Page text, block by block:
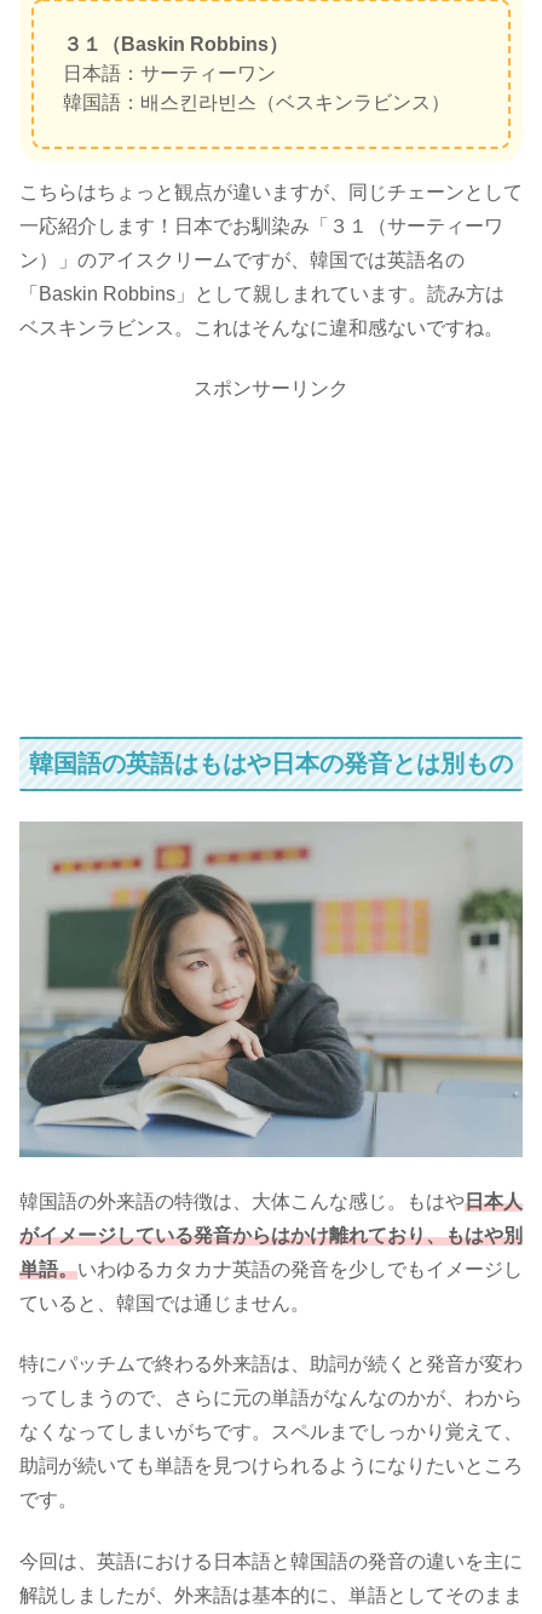
３１（Baskin Robbins）
日本語：サーティーワン
韓国語：배스킨라빈스（ベスキンラビンス）
こちらはちょっと観点が違いますが、同じチェーンとして
一応紹介します！日本でお馴染み「３１（サーティーワ
ン）」のアイスクリームですが、韓国では英語名の
「Baskin Robbins」として親しまれています。読み方は
ベスキンラビンス。これはそんなに違和感ないですね。
スポンサーリンク
韓国語の英語はもはや日本の発音とは別もの
韓国語の外来語の特徴は、大体こんな感じ。もはや日本人
がイメージしている発音からはかけ離れており、もはや別
単語。いわゆるカタカナ英語の発音を少しでもイメージし
ていると、韓国では通じません。
特にパッチムで終わる外来語は、助詞が続くと発音が変わ
ってしまうので、さらに元の単語がなんなのかが、わから
なくなってしまいがちです。スペルまでしっかり覚えて、
助詞が続いても単語を見つけられるようになりたいところ
です。
今回は、英語における日本語と韓国語の発音の違いを主に
解説しましたが、外来語は基本的に、単語としてそのまま